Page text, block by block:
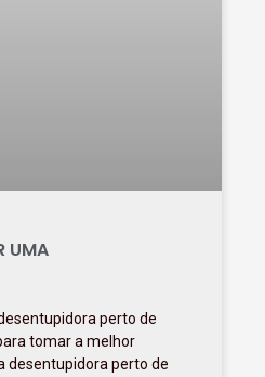
UMA
perto de
tomar a melhor
desentupidora perto de